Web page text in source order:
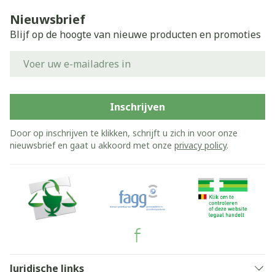
Nieuwsbrief
Blijf op de hoogte van nieuwe producten en promoties
Inschrijven
Door op inschrijven te klikken, schrijft u zich in voor onze
nieuwsbrief en gaat u akkoord met onze privacy policy.
Juridische links